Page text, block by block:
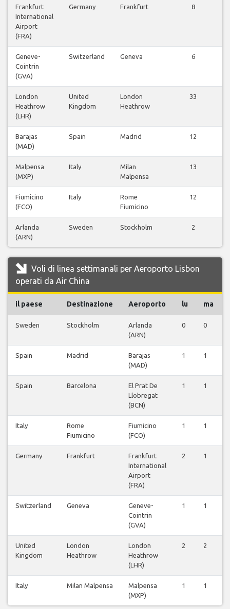
Frankfurt
International
Airport
(FRA)
Germany Frankfurt 8
Geneve-
Cointrin
(GVA)
Switzerland Geneva 6
London
Heathrow
(LHR)
United
Kingdom
London
Heathrow
33
Barajas
(MAD)
Spain Madrid 12
Malpensa
(MXP)
Italy
Milan
Malpensa
13
Fiumicino
(FCO)
Italy
Rome
Fiumicino
12
Arlanda
(ARN)
Sweden Stockholm 2
Voli di linea settimanali per Aeroporto Lisbon
operati da Air China
il paese Destinazione Aeroporto lu ma
Sweden Stockholm
Arlanda
(ARN)
0 0
Spain Madrid
Barajas
(MAD)
1 1
Spain Barcelona
El Prat De
Llobregat
(BCN)
1 1
Italy
Rome
Fiumicino
Fiumicino
(FCO)
1 1
Germany Frankfurt
Frankfurt
International
Airport
(FRA)
2 1
Switzerland Geneva
Geneve-
Cointrin
(GVA)
1 1
United
Kingdom
London
Heathrow
London
Heathrow
(LHR)
2 2
Italy Milan Malpensa
Malpensa
(MXP)
1 1